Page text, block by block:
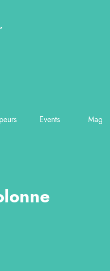
Events Mag